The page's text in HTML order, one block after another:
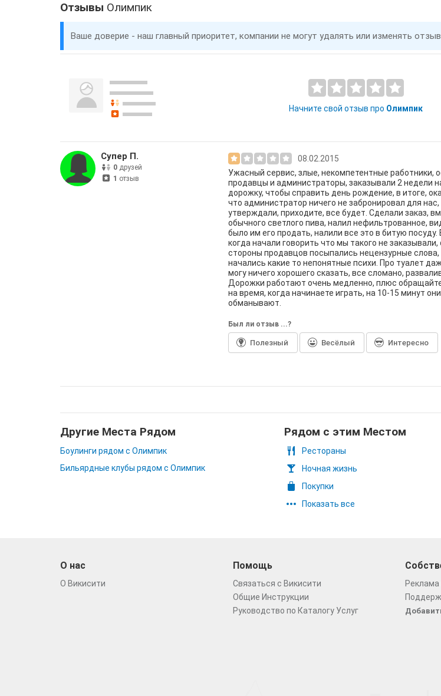
Отзывы Олимпик
Ваше доверие - наш главный приоритет, компании не могут удалять или изменять
Начните свой отзыв про Олимпик
Супер П.
0 друзей
1 отзыв
08.02.2015
Ужасный сервис, злые, некомпетентные работники,
продавцы и администраторы, заказывали 2 недели
дорожку, чтобы справить день рождение, в итоге,
что администратор ничего не забронировал для нас,
утверждали, приходите, все будет. Сделали заказ,
обычного светлого пива, налил нефильтрованное,
было им его продать, налили все это в битую посуду.
когда начали говорить что мы такого не заказывали,
стороны продавцов посыпались нецензурные
начались какие то непонятные психи. Про туалет
могу ничего хорошего сказать, все сломано,
Дорожки работают очень медленно, плюс
на время, когда начинаете играть, на 10-15 минут они
обманывают.
Был ли отзыв ...?
Полезный Весёлый Интересно
Другие Места Рядом
Боулинги рядом с Олимпик
Бильярдные клубы рядом с Олимпик
Рядом с этим Местом
Рестораны
Ночная жизнь
Покупки
Показать все
О нас
О Викисити
Помощь
Связаться с Викисити
Общие Инструкции
Руководство по Каталогу Услуг
Реклама